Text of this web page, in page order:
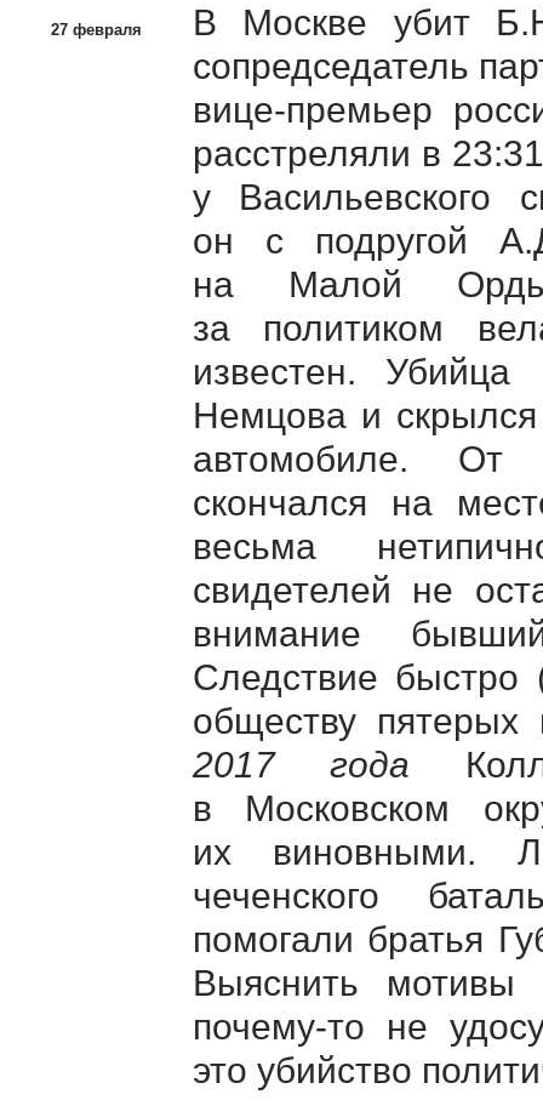
27 февраля
В Москве убит
сопредседатель
вице-премьер
расстреляли в
у Васильевского
он с подругой
на Малой
за политиком
известен.
Немцова и
автомобиле. От
скончался на
весьма
свидетелей не
внимание
Следствие
обществу пятерых
2017 года
в Московском
их виновными.
чеченского
помогали братья
Выяснить мотивы
почему-то не
это убийство